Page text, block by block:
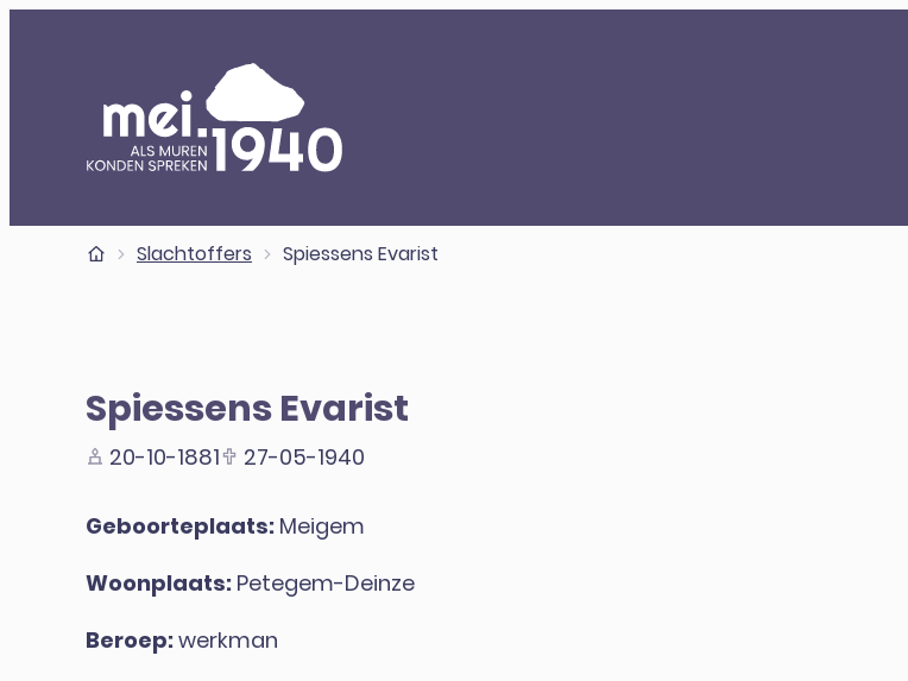
Startpagina
Slachtoffers Spiessens Evarist
Spiessens Evarist
20-10-1881 27-05-1940
Geboorteplaats: Meigem
Woonplaats: Petegem-Deinze
Beroep:werkman